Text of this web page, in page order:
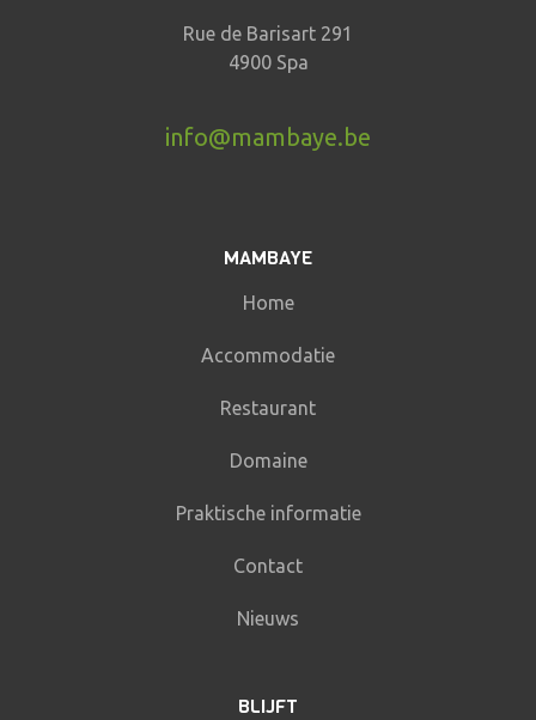
Rue de Barisart 291
4900 Spa
info@mambaye.be
MAMBAYE
Home
Accommodatie
Restaurant
Domaine
Praktische informatie
Contact
Nieuws
BLIJFT